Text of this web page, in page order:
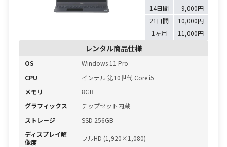
14日間
9,000円
21日間
10,000円
1ヶ月
11,000円
レンタル商品仕様
OS
Windows 11 Pro
CPU
インテル 第10世代 Core i5
メモリ
8GB
グラフィックス
チップセット内蔵
ストレージ
SSD 256GB
ディスプレイ解
像度
フルHD (1,920×1,080)